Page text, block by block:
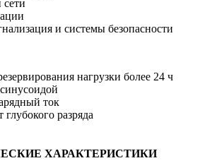
и системы безопасности
нагрузки более 24 ч
ток
разряда
ХАРАКТЕРИСТИКИ